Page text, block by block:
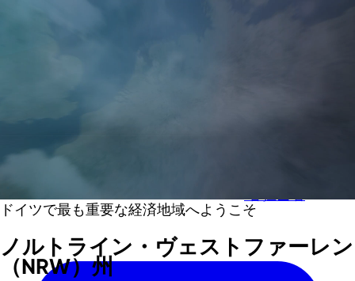
ドイツで最も重要な経済地域へようこそ
ノルトライン・ヴェストファーレン
（NRW）州